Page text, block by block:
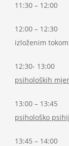
11:30 –
12:00 –
izloženim
12:30-
psiholoških
13:00 –
psihološko
13:45 –